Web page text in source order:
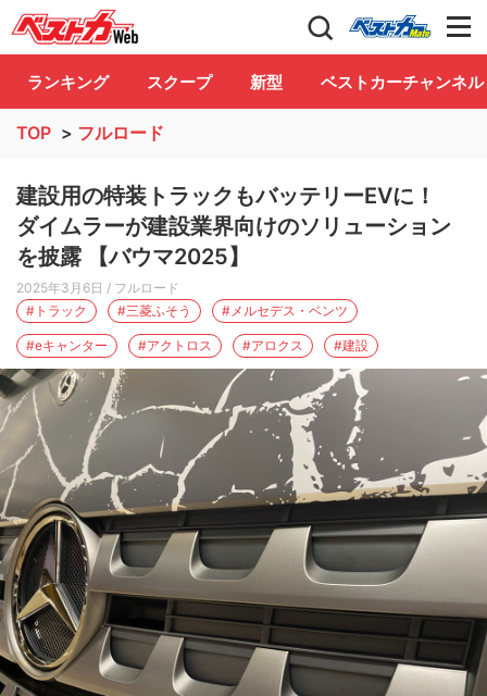
自動車情報誌「ベストカー」 Club
ランキング スクープ 新型 ベストカーチャンネル
TOP > フルロード
建設用の特装トラックもバッテリーEVに！
ダイムラーが建設業界向けのソリューション
を披露 【バウマ2025】
2025年3月6日 / フルロード
#トラック
#三菱ふそう #メルセデス・ベンツ
#eキャンター #アクトロス #アロクス #建設